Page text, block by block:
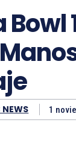
NEWS 1